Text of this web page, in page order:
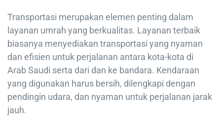
Transportasi merupakan elemen penting dalam
layanan umrah yang berkualitas. Layanan terbaik
biasanya menyediakan transportasi yang nyaman
dan efisien untuk perjalanan antara kota-kota di
Arab Saudi serta dari dan ke bandara. Kendaraan
yang digunakan harus bersih, dilengkapi dengan
pendingin udara, dan nyaman untuk perjalanan jarak
jauh.